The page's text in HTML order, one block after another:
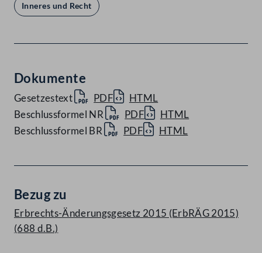
Inneres und Recht
Dokumente
Gesetzestext PDF
HTML
Beschlussformel NR
PDF
HTML
Beschlussformel BR
PDF HTML
Bezug zu
Erbrechts-Änderungsgesetz 2015 (ErbRÄG 2015)
(688 d.B.)